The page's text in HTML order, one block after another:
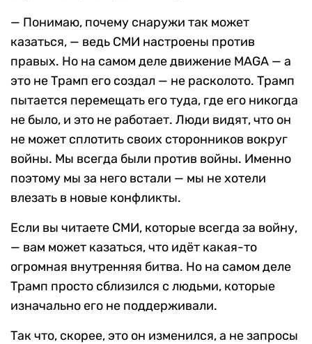
— Понимаю, почему снаружи так может
казаться, — ведь СМИ настроены против
правых. Но на самом деле движение MAGA — а
это не Трамп его создал — не расколото. Трамп
пытается перемещать его туда, где его никогда
не было, и это не работает. Люди видят, что он
не может сплотить своих сторонников вокруг
войны. Мы всегда были против войны. Именно
поэтому мы за него встали — мы не хотели
влезать в новые конфликты.
Если вы читаете СМИ, которые всегда за войну,
— вам может казаться, что идёт какая-то
огромная внутренняя битва. Но на самом деле
Трамп просто сблизился с людьми, которые
изначально его не поддерживали.
Так что, скорее, это он изменился, а не запросы